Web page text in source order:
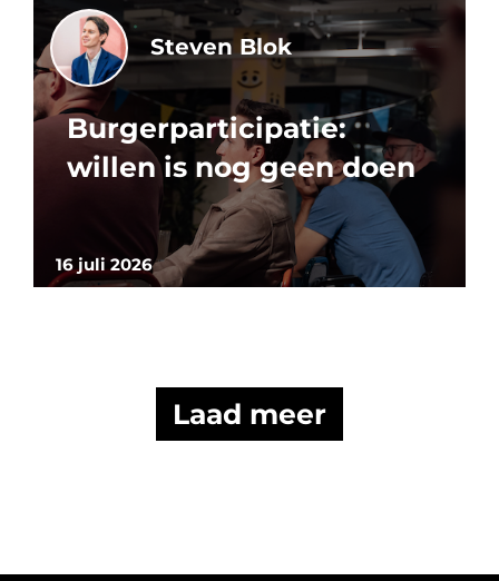
16 juli 2026
Steven Blok
Burgerparticipatie:
willen is nog geen doen
Laad meer